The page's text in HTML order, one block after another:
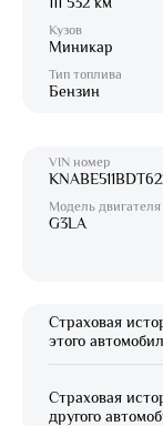
Кузов
Миникар
Тип топлива
Бензин
VIN номер
Модель двигателя
G3LA
Страховая
этого
Страховая
другого